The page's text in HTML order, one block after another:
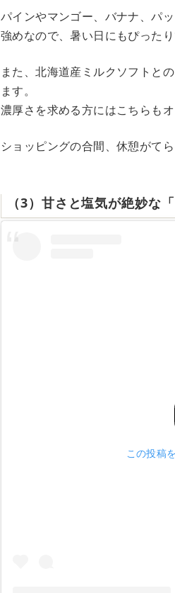
パインやマンゴー、バナナ、パ
強めなので、暑い日にもぴったり
また、北海道産ミルクソフトと
ます。
濃厚さを求める方にはこちらもオ
ショッピングの合間、休憩がて
（3）甘さと塩気が絶妙な
この投稿